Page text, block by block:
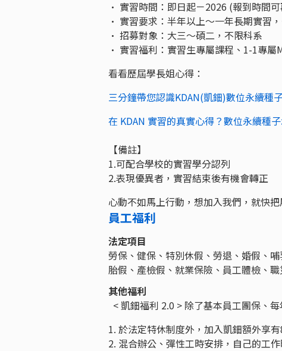
• 實習時間：即日起－2026 (報到時間
• 實習要求：半年以上～一年長期實習
• 招募對象：大三～碩二，不限科系
• 實習福利：實習生專屬課程、1-1專
看看歷屆學長姐心得：
三分鐘帶您認識KDAN(凱鈿)數位永續種
在 KDAN 實習的真實心得？數位永續種
【備註】
1.可配合學校的實習學分認列
2.表現優異者，實習結束後有機會轉正
心動不如馬上行動，想加入我們，就快把
員工福利
法定項目
勞保、健保、特別休假、勞退、婚假、
胎假、產檢假、就業保險、員工體檢、
其他福利
< 凱鈿福利 2.0 > 除了基本員工團保、
1. 於法定特休制度外，加入凱鈿額外享
2. 混合辦公、彈性工時安排，自己的工作